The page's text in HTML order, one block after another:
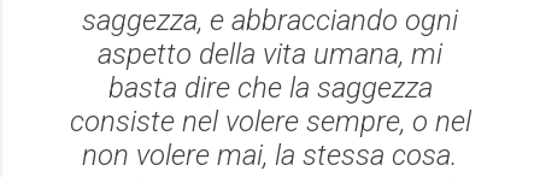
saggezza, e abbracciando ogni
aspetto della vita umana, mi
basta dire che la saggezza
consiste nel volere sempre, o nel
non volere mai, la stessa cosa.